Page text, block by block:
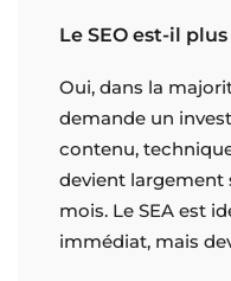
Le SEO est-il
Oui, dans la
demande un
contenu,
devient largement
mois. Le SEA est
immédiat, mais